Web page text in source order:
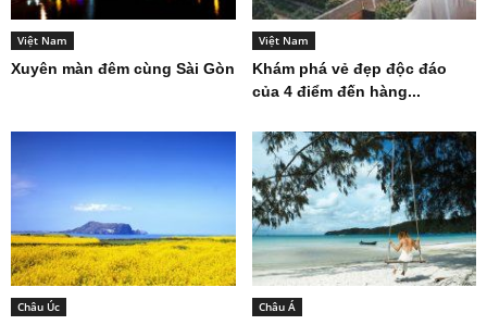
Việt Nam
Xuyên màn đêm cùng Sài Gòn
Việt Nam
Khám phá vẻ đẹp độc đáo
của 4 điểm đến hàng...
Châu Úc Châu Á